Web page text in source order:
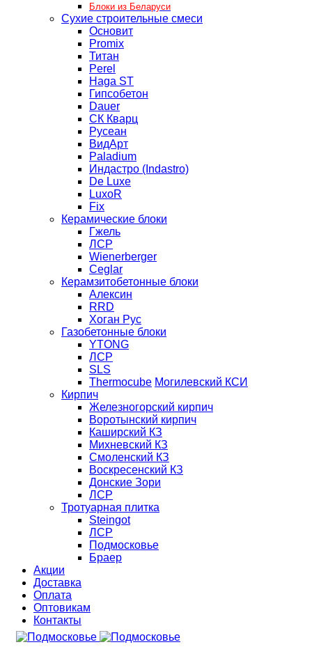
Блоки из Беларуси
Сухие строительные смеси
Основит
Promix
Титан
Perel
Haga ST
Гипсобетон
Dauer
СК Кварц
Русеан
ВидАрт
Paladium
Индастро (Indastro)
De Luxe
LuxoR
Fix
Керамические блоки
Гжель
ЛСР
Wienerberger
Ceglar
Керамзитобетонные блоки
Алексин
RRD
Хоган Рус
Газобетонные блоки
YTONG
ЛСР
SLS
Thermocube Могилевский КСИ
Кирпич
Железногорский кирпич
Воротынский кирпич
Каширский КЗ
Михневский КЗ
Смоленский КЗ
Воскресенский КЗ
Донские Зори
ЛСР
Тротуарная плитка
Steingot
ЛСР
Подмосковье
Браер
Акции
Доставка
Оплата
Оптовикам
Контакты